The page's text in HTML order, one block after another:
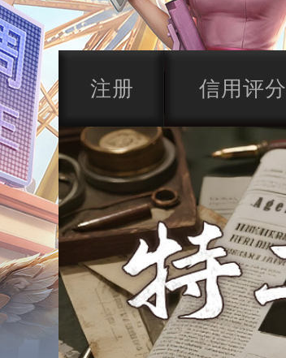
注册 信用评分